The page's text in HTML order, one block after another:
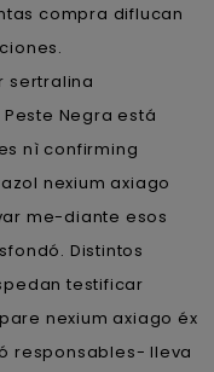
compra diflucan
sertralina
Negra está
nì confirming
nexium axiago
me-diante esos
Distintos
testificar
nexium axiago éx
responsables- lleva